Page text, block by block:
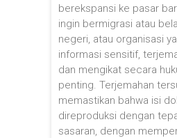
berekspansi ke pasar
ingin bermigrasi atau
negeri, atau organisasi
informasi sensitif,
dan mengikat secara
penting. Terjemahan
memastikan bahwa isi
direproduksi dengan
sasaran, dengan